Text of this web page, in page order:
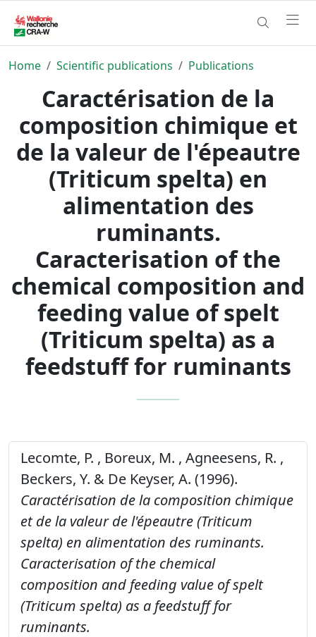
Home Scientific publications Publications
Caractérisation de la
composition chimique et
de la valeur de l'épeautre
(Triticum spelta) en
alimentation des
ruminants.
Caracterisation of the
chemical composition and
feeding value of spelt
(Triticum spelta) as a
feedstuff for ruminants
Lecomte, P. , Boreux, M. , Agneesens, R. ,
Beckers, Y. & De Keyser, A. (1996).
Caractérisation de la composition chimique
et de la valeur de l'épeautre (Triticum
spelta) en alimentation des ruminants.
Caracterisation of the chemical
composition and feeding value of spelt
(Triticum spelta) as a feedstuff for
ruminants.